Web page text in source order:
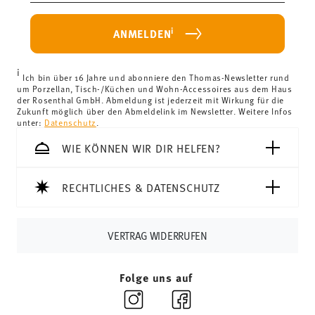
weniger als 69,90 € beträgt, fallen Versandkosten an. Für
Deutschland betragen diese 4,90 €. Für alle anderen
Länder können Sie die Lieferkostenhier einsehen
Vereinigtes Königreich:Für Lieferungen ins Vereinigte
Königreich liegt der Mindestbestellwert bei £135, die
Lieferung erfolgt versandkostenfrei.
Schweiz:Lieferungen in die Schweiz sind ab 69,90 CHF
versandkostenfrei. Unter einem Bestellwert von 69,90
CHF liegen die Versandkosten bei 36,90 CHF.
sobald Ihr Paket auf die Reise geht.
Lieferzeit innerhalb Deutschlands:3-5 Werktage für
hier einsehen.
ANMELDENi
i Ich bin über 16 Jahre und abonniere den Thomas-Newsletter rund
um Porzellan, Tisch-/Küchen und Wohn-Accessoires aus dem Haus
der Rosenthal GmbH. Abmeldung ist jederzeit mit Wirkung für die
Zukunft möglich über den Abmeldelink im Newsletter. Weitere Infos
unter: Datenschutz
WIE KÖNNEN WIR DIR HELFEN?
RECHTLICHES & DATENSCHUTZ
VERTRAG WIDERRUFEN
Folge uns auf